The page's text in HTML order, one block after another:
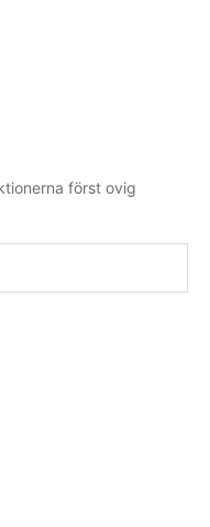
först ovig